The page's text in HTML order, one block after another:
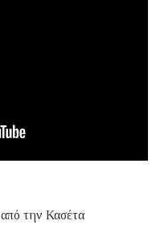
από την Κασέτα